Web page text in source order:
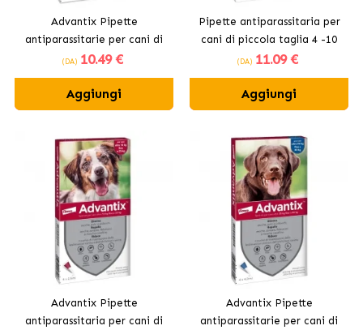
Advantix Pipette
antiparassitarie per cani di
taglia mini da 0 a 4 kg.
(DA) 10.49 €
Aggiungi
Pipette antiparassitaria per
cani di piccola taglia 4 -10
kg
(DA) 11.09 €
Aggiungi
Advantix Pipette
antiparassitaria per cani di
Advantix Pipette
antiparassitarie per cani di